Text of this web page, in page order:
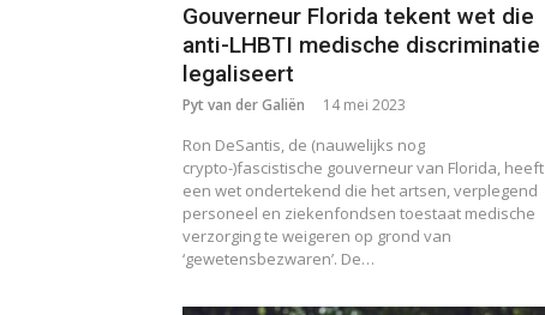
Gouverneur Florida tekent wet die
anti-LHBTI medische discriminatie
legaliseert
Pyt van der Galiën 14 mei 2023
Ron DeSantis, de (nauwelijks nog
crypto-)fascistische gouverneur van Florida, heeft
een wet ondertekend die het artsen, verplegend
personeel en ziekenfondsen toestaat medische
verzorging te weigeren op grond van
‘gewetensbezwaren’. De…